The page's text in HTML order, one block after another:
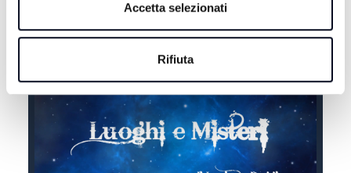
Accetta selezionati
Rifiuta
EXTRA ESTATE